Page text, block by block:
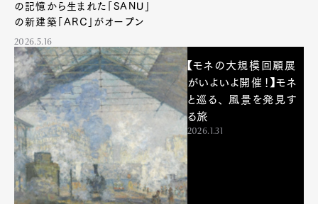
の記憶から生まれた「SANU」
の新建築「ARC」がオープン
2026.5.16
【モネの大規模回顧展
がいよいよ開催！】モネ
と巡る、 風景を発見す
る旅
2026.1.31